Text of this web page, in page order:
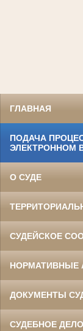
ГЛАВНАЯ
ПОДАЧА
ЭЛЕКТРОННОМ
О СУДЕ
СУДЕЙСКОЕ
НОРМАТИВНЫЕ
ДОКУМЕНТЫ
СУДЕБНОЕ